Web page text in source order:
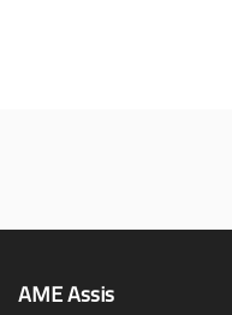
AME Assis